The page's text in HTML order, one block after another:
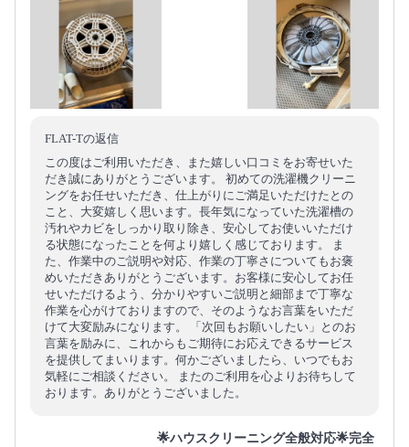
FLAT-Tの返信
この度はご利用いただき、また嬉しい口コミをお寄せいた
だき誠にありがとうございます。 初めての洗濯機クリーニ
ングをお任せいただき、仕上がりにご満足いただけたとの
こと、大変嬉しく思います。長年気になっていた洗濯槽の
汚れやカビをしっかり取り除き、安心してお使いいただけ
る状態になったことを何より嬉しく感じております。 ま
た、作業中のご説明や対応、作業の丁寧さについてもお褒
めいただきありがとうございます。お客様に安心してお任
せいただけるよう、分かりやすいご説明と細部まで丁寧な
作業を心がけておりますので、そのようなお言葉をいただ
けて大変励みになります。 「次回もお願いしたい」とのお
言葉を励みに、これからもご期待にお応えできるサービス
を提供してまいります。何かございましたら、いつでもお
気軽にご相談ください。 またのご利用を心よりお待ちして
おります。ありがとうございました。
🌟ハウスクリーニング全般対応🌟完全